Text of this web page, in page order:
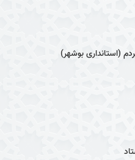
(استانداری بوشهر)